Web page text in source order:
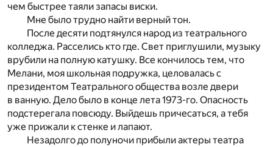
чем быстрее таяли запасы виски.
Мне было трудно найти верный тон.
После десяти подтянулся народ из театрального
колледжа. Расселись кто где. Свет приглушили, музыку
врубили на полную катушку. Все кончилось тем, что
Мелани, моя школьная подружка, целовалась с
президентом Театрального общества возле двери
в ванную. Дело было в конце лета 1973-го. Опасность
подстерегала повсюду. Выйдешь причесаться, а тебя
уже прижали к стенке и лапают.
Незадолго до полуночи прибыли актеры театра